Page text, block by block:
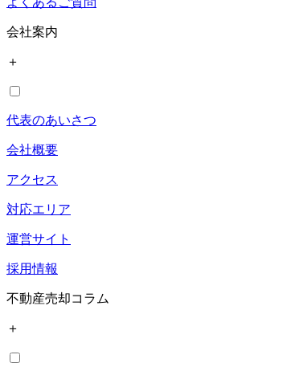
会社案内
＋
代表のあいさつ
会社概要
アクセス
対応エリア
運営サイト
採用情報
不動産売却コラム
＋